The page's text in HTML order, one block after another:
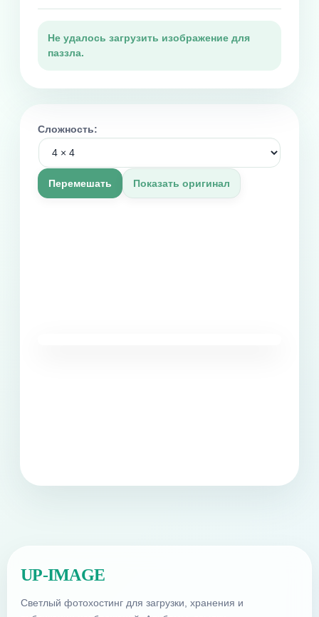
Сложность:
Перемешать Показать оригинал
Не удалось загрузить изображение для
паззла.
UP-IMAGE
Светлый фотохостинг для загрузки, хранения и